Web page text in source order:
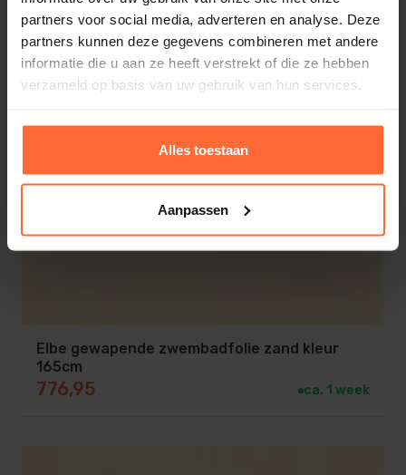
partners voor social media, adverteren en analyse. Deze
partners kunnen deze gegevens combineren met andere
informatie die u aan ze heeft verstrekt of die ze hebben
verzameld op basis van uw gebruik van hun services.
Alles toestaan
Aanpassen
Elbe gewapende zwembadfolie zand kleur
165cm
776,95 ca. 1 week